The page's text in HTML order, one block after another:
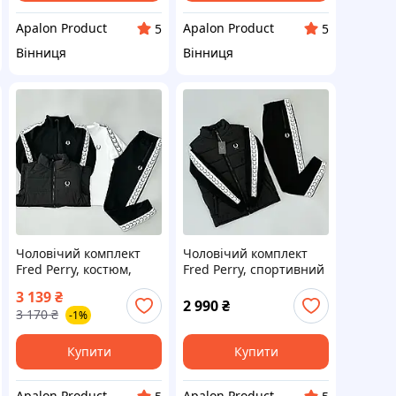
Apalon Product
5
Вінниця
Apalon Product
5
Вінниця
Чоловічий комплект
Fred Perry, костюм,
футболка та жилетка,
білий колір, S–XXL,
Туреччина
3 139₴
3 170 ₴ -1%
Купити
Чоловічий комплект
Fred Perry, спортивний
двонитка, чорний
колір, S–XXL,
Туреччина
2 990₴
Купити